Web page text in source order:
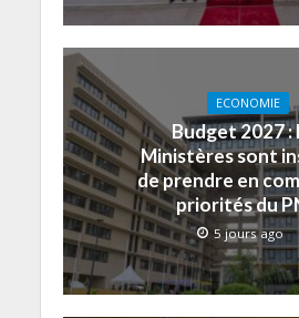
ECONOMIE
Budget 2027 :
Ministères sont
de prendre en
priorités du
5 jours ago